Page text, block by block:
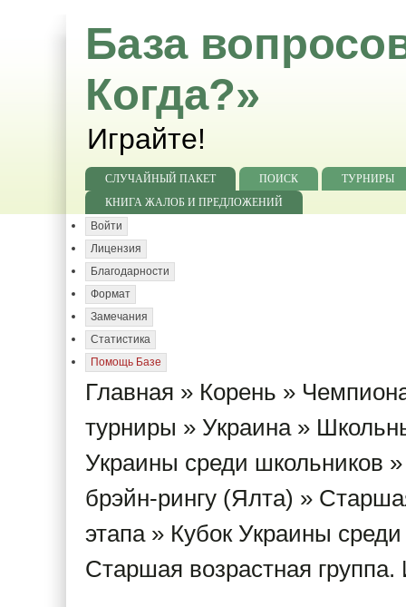
База
Когда?»
Играйте!
СЛУЧАЙНЫЙ ПАКЕТ ПОИСК
ТУРНИРЫ
КНИГА ЖАЛОБ И ПРЕДЛОЖЕНИЙ
Войти
Лицензия
Благодарности
Формат
Замечания
Статистика
Помощь Базе
Главная » Корень »
турниры » Украина»
Украины среди школьников
брэйн-рингу (Ялта) »
этапа» Кубок Украины
Старшая возрастная группа.